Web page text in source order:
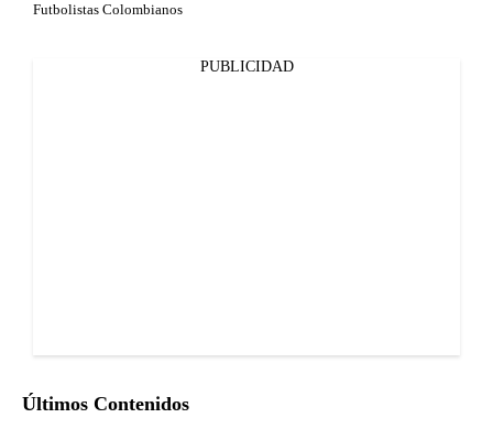
Futbolistas Colombianos
PUBLICIDAD
Últimos Contenidos